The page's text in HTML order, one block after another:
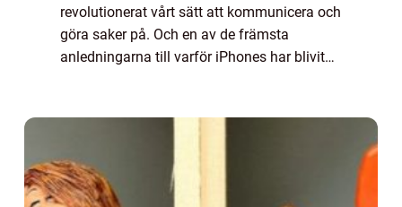
revolutionerat vårt sätt att kommunicera och
göra saker på. Och en av de främsta
anledningarna till varför iPhones har blivit